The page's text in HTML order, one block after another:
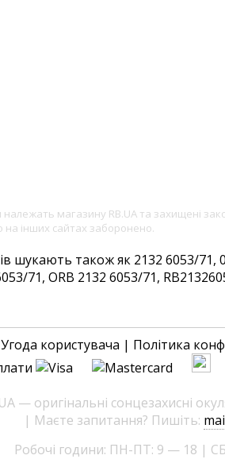
належать магазину RB.UA та захищені
інших сайтах заборонено.
шукають також як 2132 6053/71,
71, ORB 2132 6053/71,
Угода користувача | Політика
— оригінальні сонцезахисні
| Маєте запитання? Пишіть:
Робочі години: ПН-ПТ: 9 — 18 |